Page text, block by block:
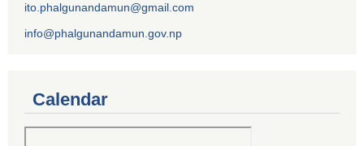
ito.phalgunandamun@gmail.com
info@phalgunandamun.gov.np
Calendar